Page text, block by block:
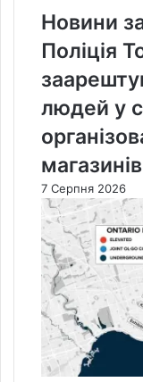
Новини
Поліція
людей у
магазинів
7 Серпня 2026